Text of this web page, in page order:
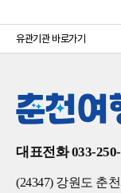
유관기관 바로가기
대표전화 033-
(24347) 강원도 춘